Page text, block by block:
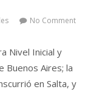
No Comment
Nivel Inicial y
Buenos Aires; la
en Salta, y